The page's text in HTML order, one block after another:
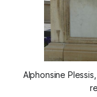
Alphonsine